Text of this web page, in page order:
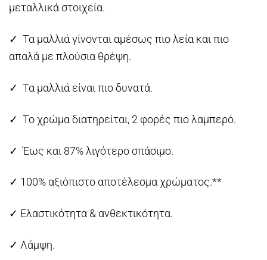
μεταλλικά στοιχεία.
✓ Τα μαλλιά γίνονται αμέσως πιο λεία και πιο
απαλά με πλούσια θρέψη.
✓ Τα μαλλιά είναι πιο δυνατά.
✓ Το χρώμα διατηρείται, 2 φορές πιο λαμπερό.
✓ Έως και 87% λιγότερο σπάσιμο.
✓ 100% αξιόπιστο αποτέλεσμα χρώματος.**
✓ Ελαστικότητα & ανθεκτικότητα.
✓ Λάμψη.